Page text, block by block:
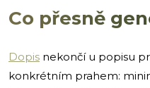
Co přesně
Dopis nekončí u popisu
konkrétním prahem: